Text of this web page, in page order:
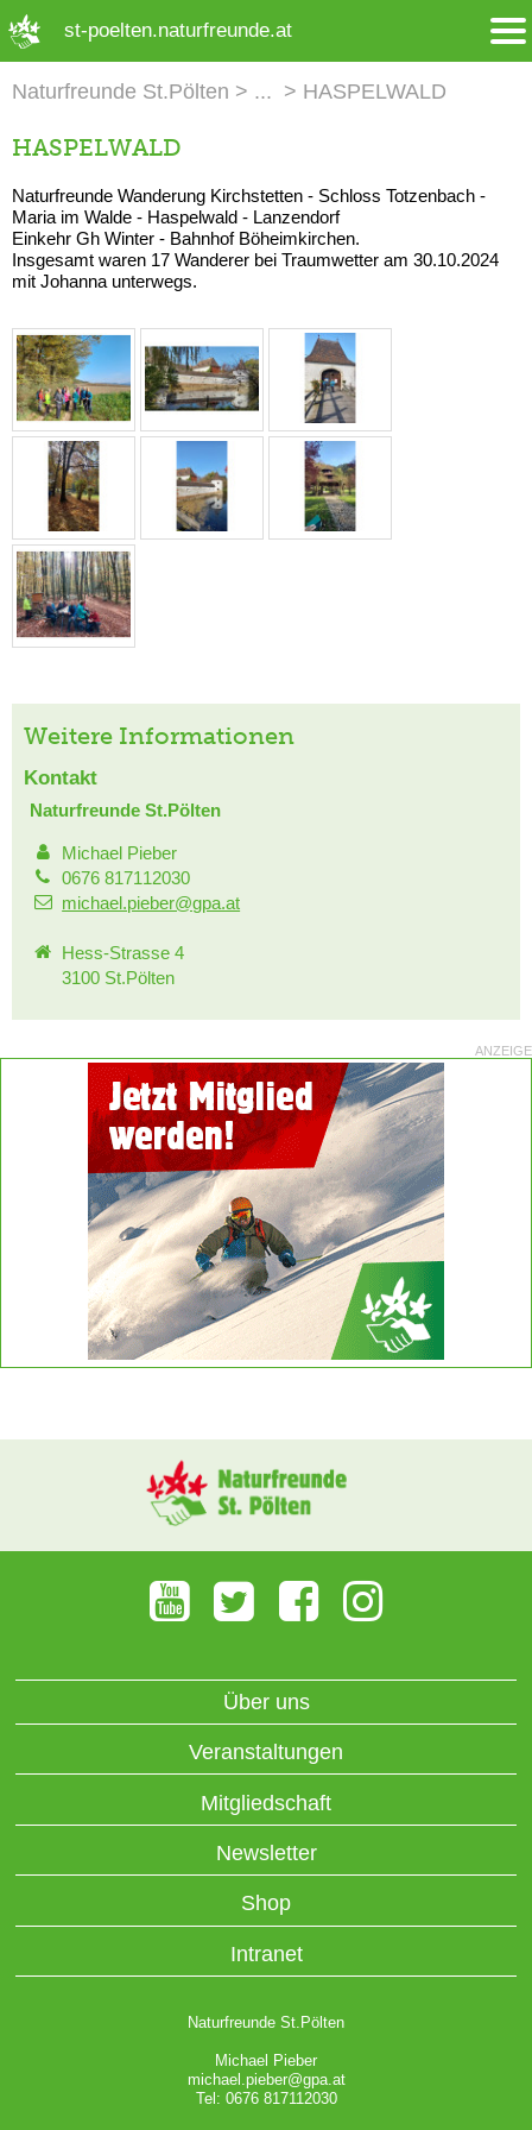
st-poelten.naturfreunde.at
Naturfreunde St.Pölten HASPELWALD
HASPELWALD
Naturfreunde Wanderung Kirchstetten - Schloss Totzenbach -
Maria im Walde - Haspelwald - Lanzendorf
Einkehr Gh Winter - Bahnhof Böheimkirchen.
Insgesamt waren 17 Wanderer bei Traumwetter am 30.10.2024
mit Johanna unterwegs.
Weitere Informationen
Kontakt
Naturfreunde St.Pölten
Michael Pieber
0676 817112030
michael.pieber@gpa.at
Hess-Strasse 4
3100 St.Pölten
ANZEIGE
Über uns
Veranstaltungen
Mitgliedschaft
Newsletter
Shop
Intranet
Naturfreunde St.Pölten
Michael Pieber
michael.pieber@gpa.at
Tel: 0676 817112030